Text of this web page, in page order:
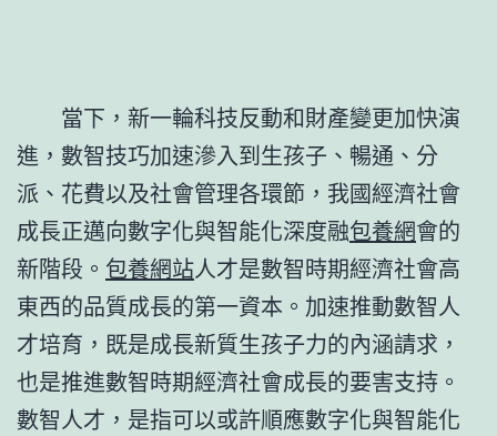
當下，新一輪科技反動和財產變更加快演
進，數智技巧加速滲入到生孩子、暢通、分
派、花費以及社會管理各環節，我國經濟社會
成長正邁向數字化與智能化深度融包養網會的
新階段。 包養網站人才是數智時期經濟社會高
東西的品質成長的第一資本。加速推動數智人
才培育，既是成長新質生孩子力的內涵請求，
也是推進數智時期經濟社會成長的要害支持。
數智人才，是指可以或許順應數字化與智能化